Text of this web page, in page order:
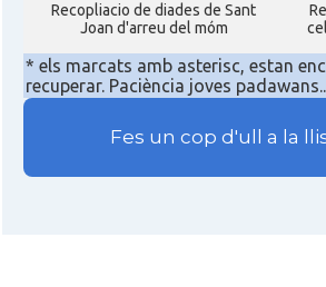
Recopliacio de diades de Sant
Joan d'arreu del móm
* els marcats amb asterisc, estan
recuperar. Paciència joves
Fes un cop d'ull a la